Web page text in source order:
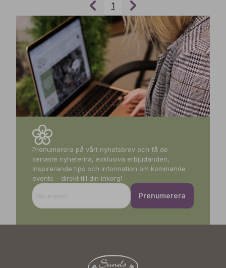
1
Prenumerera på vårt nyhetsbrev och få de
senaste nyheterna, exklusiva erbjudanden,
inspirerande tips och information om kommande
events – direkt till din inkorg!
Prenumerera